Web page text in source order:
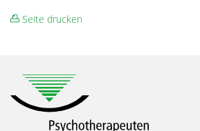
Seite drucken